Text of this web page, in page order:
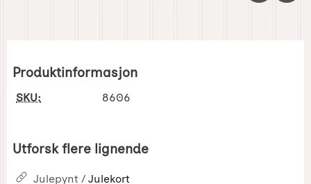
Produktinformasjon
SKU: 8606
Utforsk flere lignende
Julepynt / Julekort